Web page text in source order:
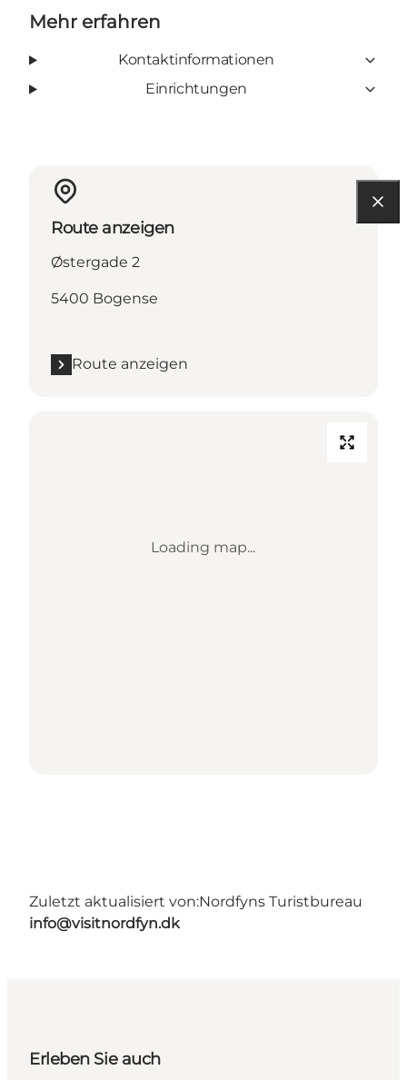
Mehr erfahren
Kontaktinformationen
Einrichtungen
Route anzeigen
Østergade 2
5400 Bogense
Route anzeigen
Loading map...
Zuletzt aktualisiert von:Nordfyns Turistbureau
info@visitnordfyn.dk
Erleben Sie auch